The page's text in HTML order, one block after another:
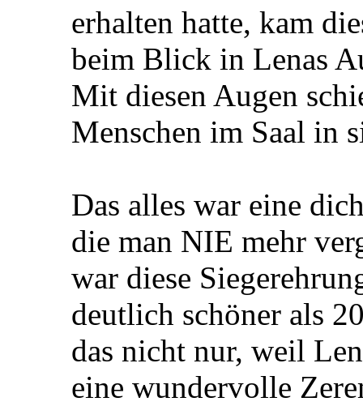
erhalten hatte, kam
beim Blick in Lenas
Mit diesen Augen
Menschen im Saal in
Das alles war eine
die man NIE mehr
war diese
deutlich schöner als
das nicht nur, weil
eine wundervolle